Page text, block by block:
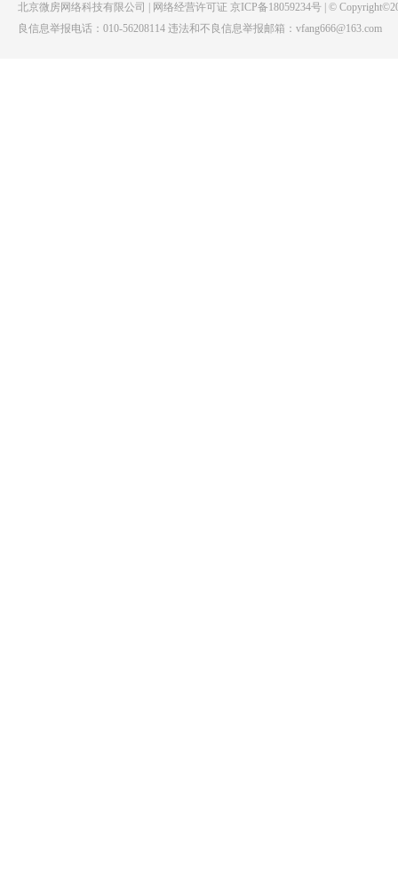
北京微房网络科技有限公司 | 网络经营许可证 京ICP备18059234号 | ©
良信息举报电话：010-56208114 违法和不良信息举报邮箱：vfang666@163.com